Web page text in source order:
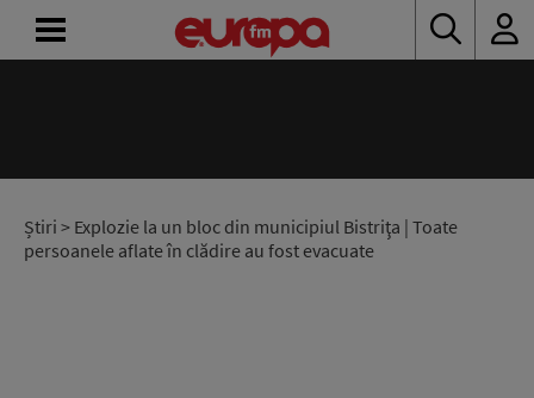
Știri > Explozie la un bloc din municipiul Bistriţa | Toate
persoanele aflate în clădire au fost evacuate
RADIO